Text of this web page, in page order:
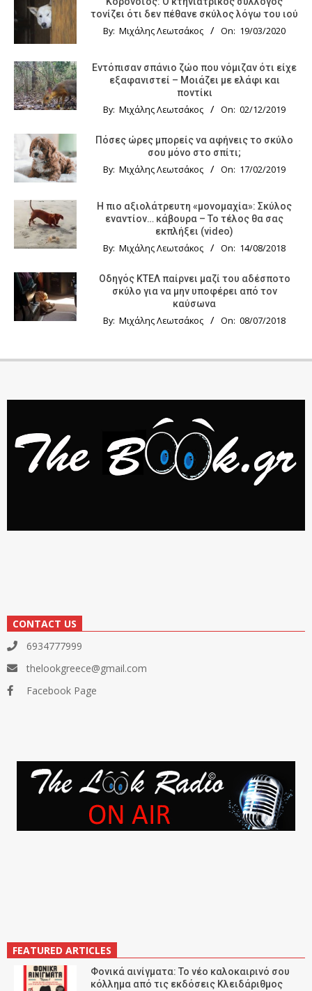
τονίζει ότι δεν πέθανε σκύλος λόγω του ιού
By: Μιχάλης Λεωτσάκος On: 19/03/2020
Εντόπισαν σπάνιο ζώο που νόμιζαν ότι είχε
εξαφανιστεί – Μοιάζει με ελάφι και
ποντίκι
By: Μιχάλης Λεωτσάκος On: 02/12/2019
Πόσες ώρες μπορείς να αφήνεις το σκύλο
σου μόνο στο σπίτι;
By: Μιχάλης Λεωτσάκος On: 17/02/2019
Η πιο αξιολάτρευτη «μονομαχία»: Σκύλος
εναντίον… κάβουρα – Το τέλος θα σας
εκπλήξει (video)
By: Μιχάλης Λεωτσάκος On: 14/08/2018
Οδηγός KTΕΛ παίρνει μαζί του αδέσποτο
σκύλο για να μην υποφέρει από τον
καύσωνα
By: Μιχάλης Λεωτσάκος On: 08/07/2018
CONTACT US
6934777999
thelookgreece@gmail.com
Facebook Page
FEATURED ARTICLES
Φονικά αινίγματα: Το νέο καλοκαιρινό σου
κόλλημα από τις εκδόσεις Κλειδάριθμος